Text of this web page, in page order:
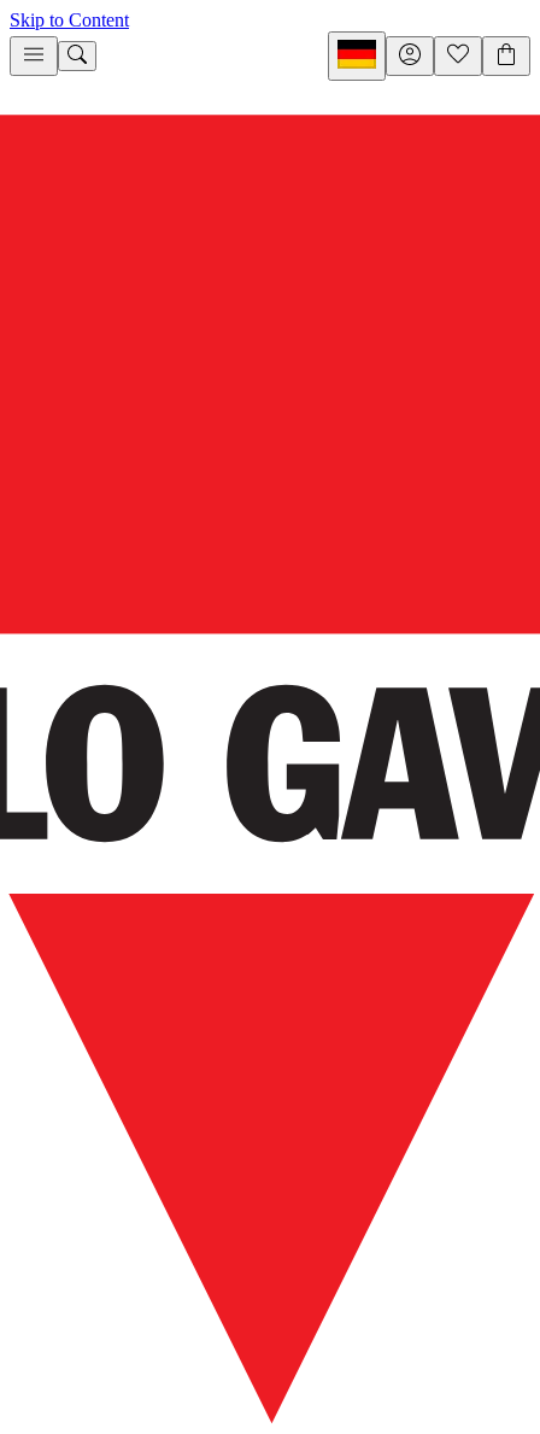
Skip to Content